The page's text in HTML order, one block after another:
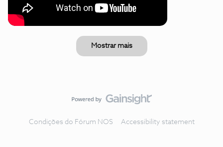
Mostrar mais
Condições do Fórum NOS Accessibility statement